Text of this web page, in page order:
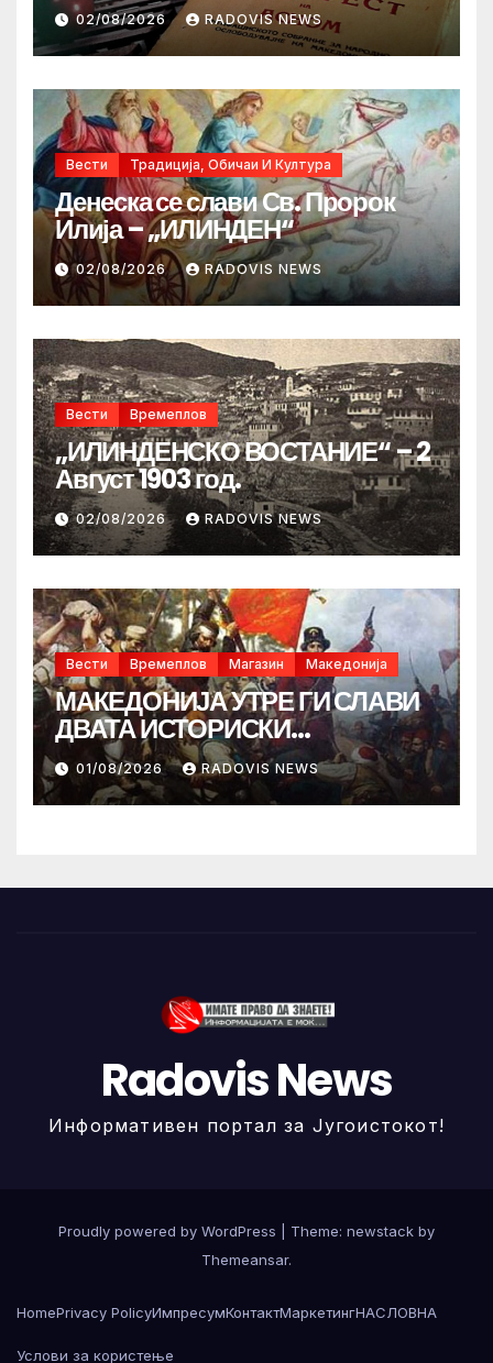
02/08/2026 RADOVIS NEWS
Вести Традиција, Обичаи И Култура
Денеска се слави Св. Пророк
Илија – „ИЛИНДЕН“
02/08/2026 RADOVIS NEWS
Вести Времеплов
„ИЛИНДЕНСКО ВОСТАНИЕ“ – 2
Август 1903 год.
02/08/2026 RADOVIS NEWS
Вести Времеплов Магазин Македонија
МАКЕДОНИЈА УТРЕ ГИ СЛАВИ
ДВАТА ИСТОРИСКИ
ИЛИНДЕНА!
01/08/2026 RADOVIS NEWS
Radovis News
Информативен портал за Југоистокот!
Proudly powered by WordPress
Theme: newstack by
Themeansar.
HomePrivacy PolicyИмпресумКонтактМаркетингНАСЛОВНА
Услови за користење